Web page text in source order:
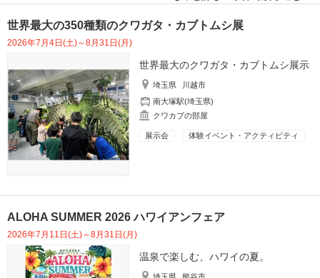
世界最大の350種類のクワガタ・カブトムシ展
2026年7月4日(土)～8月31日(月)
世界最大のクワガタ・カブトムシ展示
埼玉県
川越市
南大塚駅(埼玉県)
クワカブの部屋
展示会 体験イベント・アクティビティ
ALOHA SUMMER 2026 ハワイアンフェア
2026年7月11日(土)～8月31日(月)
温泉で楽しむ、ハワイの夏。